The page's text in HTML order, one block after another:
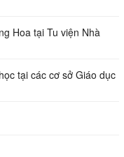
Hoa tại Tu viện Nhà
tại các cơ sở Giáo dục